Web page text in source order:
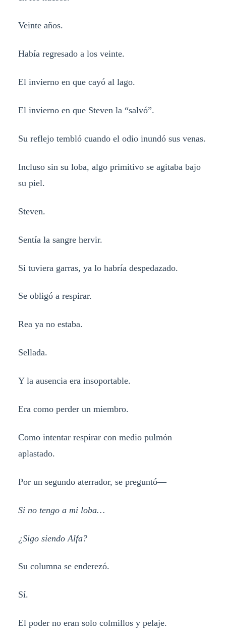
Veinte años.
Había regresado a los veinte.
El invierno en que cayó al lago.
El invierno en que Steven la “salvó”.
Su reflejo tembló cuando el odio inundó sus venas.
Incluso sin su loba, algo primitivo se agitaba bajo
su piel.
Steven.
Sentía la sangre hervir.
Si tuviera garras, ya lo habría despedazado.
Se obligó a respirar.
Rea ya no estaba.
Sellada.
Y la ausencia era insoportable.
Era como perder un miembro.
Como intentar respirar con medio pulmón
aplastado.
Por un segundo aterrador, se preguntó—
Si no tengo a mi loba…
¿Sigo siendo Alfa?
Su columna se enderezó.
Sí.
El poder no eran solo colmillos y pelaje.